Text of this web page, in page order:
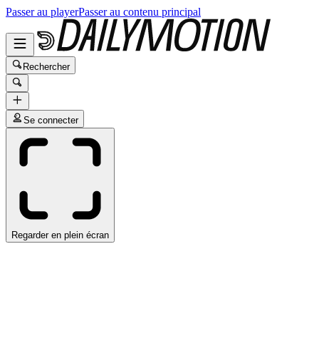
Passer au playerPasser au contenu principal
Rechercher
Se connecter
Regarder en plein écran